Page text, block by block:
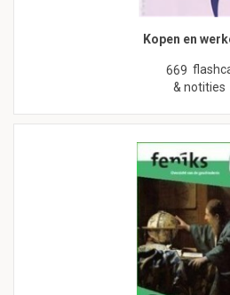
Kopen en
669
& notities